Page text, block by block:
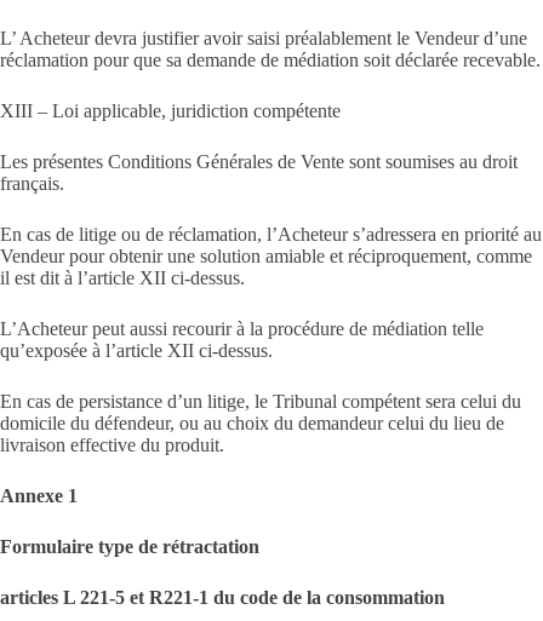
L’ Acheteur devra justifier avoir saisi préalablement le Vendeur d’une
réclamation pour que sa demande de médiation soit déclarée recevable.
XIII – Loi applicable, juridiction compétente
Les présentes Conditions Générales de Vente sont soumises au droit
français.
En cas de litige ou de réclamation, l’Acheteur s’adressera en priorité au
Vendeur pour obtenir une solution amiable et réciproquement, comme
il est dit à l’article XII ci-dessus.
L’Acheteur peut aussi recourir à la procédure de médiation telle
qu’exposée à l’article XII ci-dessus.
En cas de persistance d’un litige, le Tribunal compétent sera celui du
domicile du défendeur, ou au choix du demandeur celui du lieu de
livraison effective du produit.
Annexe 1
Formulaire type de rétractation
articles L 221-5 et R221-1 du code de la consommation